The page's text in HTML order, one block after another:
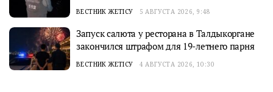
ВЕСТНИК ЖЕТІСУ 5 АВГУСТА 2026, 9:48
Запуск салюта у ресторана в Талдыкоргане
закончился штрафом для 19-летнего парня
ВЕСТНИК ЖЕТІСУ 4 АВГУСТА 2026, 10:30